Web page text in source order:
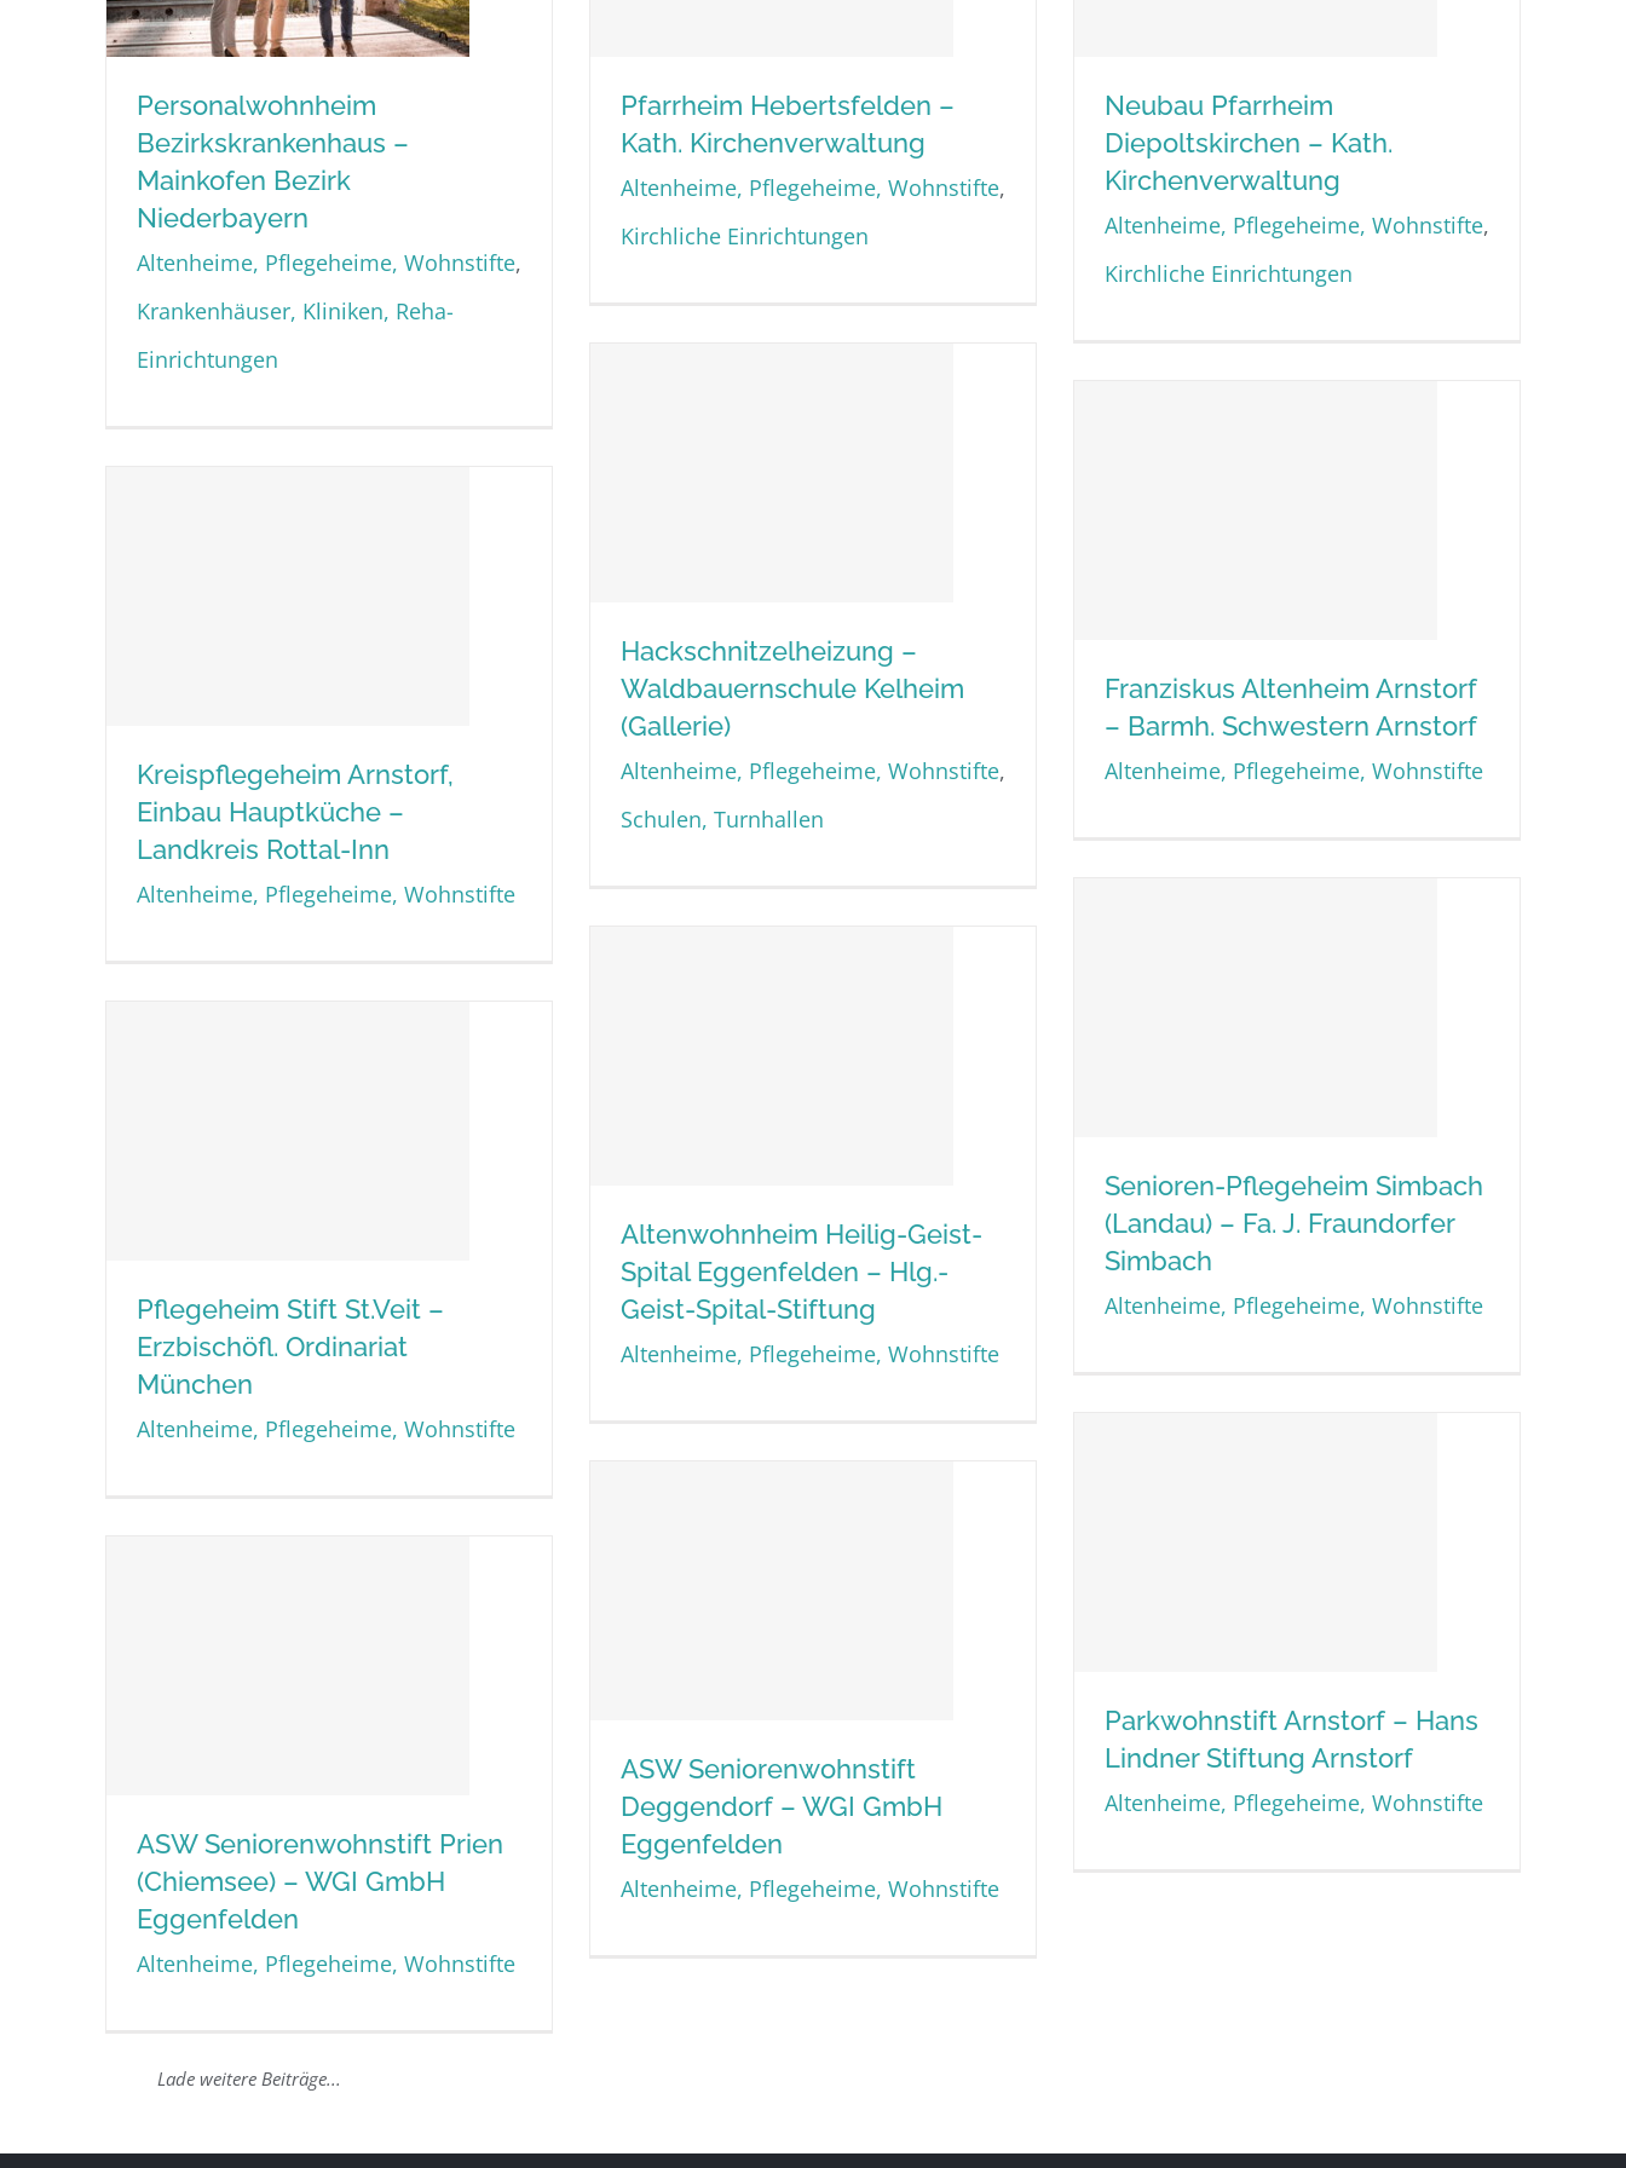
Personalwohnheim
Bezirkskrankenhaus –
Mainkofen Bezirk
Personalwohnheim
Bezirkskrankenhaus –
Mainkofen Bezirk
Niederbayern
Altenheime, Pflegeheime, Wohnstifte,
Krankenhäuser, Kliniken, Reha-
Einrichtungen
Pfarrheim Hebertsfelden –
Kath. Kirchenverwaltung
Pfarrheim Hebertsfelden –
Kath. Kirchenverwaltung
Altenheime, Pflegeheime, Wohnstifte,
Kirchliche Einrichtungen
Neubau Pfarrheim
Diepoltskirchen – Kath.
Kirchenverwaltung
Neubau Pfarrheim
Diepoltskirchen – Kath.
Kirchenverwaltung
Altenheime, Pflegeheime, Wohnstifte,
Kirchliche Einrichtungen
Hackschnitzelheizung –
Waldbauernschule Kelheim
(Gallerie)
Hackschnitzelheizung –
Waldbauernschule Kelheim
(Gallerie)
Altenheime, Pflegeheime, Wohnstifte,
Schulen, Turnhallen
Franziskus Altenheim
Franziskus Altenheim Arnstorf
– Barmh. Schwestern Arnstorf
Altenheime, Pflegeheime, Wohnstifte
Kreispflegeheim Arnstorf,
Einbau Hauptküche –
Kreispflegeheim Arnstorf,
Einbau Hauptküche –
Landkreis Rottal-Inn
Altenheime, Pflegeheime, Wohnstifte
Senioren-Pflegeheim
Simbach (Landau) – Fa. J.
Senioren-Pflegeheim Simbach
(Landau) – Fa. J. Fraundorfer
Simbach
Altenheime, Pflegeheime, Wohnstifte
Altenwohnheim Heilig-Geist-
Spital Eggenfelden – Hlg.-
Altenwohnheim Heilig-Geist-
Spital Eggenfelden – Hlg.-
Geist-Spital-Stiftung
Altenheime, Pflegeheime, Wohnstifte
Pflegeheim Stift St.Veit –
Erzbischöfl. Ordinariat
Pflegeheim Stift St.Veit –
Erzbischöfl. Ordinariat
München
Altenheime, Pflegeheime, Wohnstifte
Parkwohnstift Arnstorf –
Parkwohnstift Arnstorf – Hans
Lindner Stiftung Arnstorf
Altenheime, Pflegeheime, Wohnstifte
ASW Seniorenwohnstift
Deggendorf – WGI GmbH
ASW Seniorenwohnstift
Deggendorf – WGI GmbH
Eggenfelden
Altenheime, Pflegeheime, Wohnstifte
ASW Seniorenwohnstift
Prien (Chiemsee) – WGI
ASW Seniorenwohnstift Prien
(Chiemsee) – WGI GmbH
Eggenfelden
Altenheime, Pflegeheime, Wohnstifte